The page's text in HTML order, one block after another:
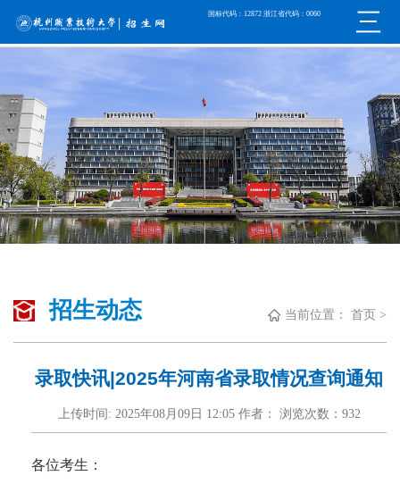
国标代码：12872 浙江省代码：0060
招生动态 当前位置： 首页 >
录取快讯|2025年河南省录取情况查询通知
上传时间: 2025年08月09日 12:05 作者： 浏览次数： 932
各位考生：